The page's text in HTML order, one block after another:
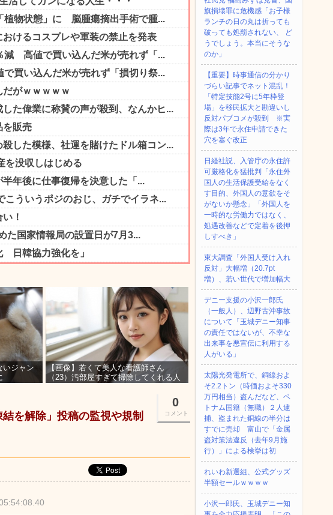
いジャン
【画像】若くて美人な看護師さん
（23）汚部屋すぎて掃除してくれる人
0
コメント
を解除」投稿の監視や規制
旗損壊罪に危機感「お子様
ランチの日の丸は折っても
破っても処罰されない、 ど
うでしょう。本当にそうな
のか」
【重要】時事通信の分かり
づらい記事でネット混乱！
「特定技能2号に5年枠登
場」を移民拡大と勘違いし
反対パブコメが殺到 ※実
際は3年で永住申請できた
穴を塞ぐ改正
日経社説、入管庁の永住許
可厳格化を猛批判「永住外
国人の生活保護受給をなく
す目的、外国人の意欲をそ
がないか懸念」「外国人を
一時的な労働力ではなく、
処遇改善などで定着を後押
しすべき」
東大調査「外国人受け入れ
反対」大幅増（20.7pt
増）、若い世代で増加幅大
デニー支援の小沢一郎氏
（一般人）、辺野古沖事故
について「玉城デニー知事
の責任ではないが、不幸な
出来事を悪宣伝に利用する
人がいる」
太陽光発電所で、銅線およ
そ2.2トン（時価およそ330
万円相当）盗んだなど、ベ
トナム国籍（無職）２人逮
捕、盗まれた銅線の半分は
すでに売却 富山で「金属
盗対策法違反（去年9月施
行）」による検挙は初
れいわ新選組、公式グッズ
半額セールｗｗｗｗ
小沢一郎氏、玉城デニー知